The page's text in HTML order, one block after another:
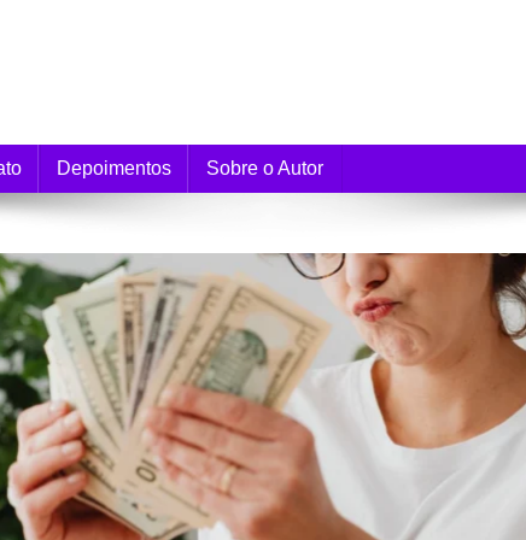
Depoimentos Sobre o Autor